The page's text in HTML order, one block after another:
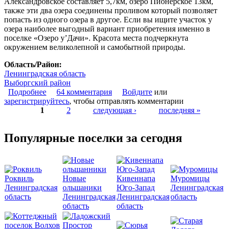
также эти два озера соединены проливом который позволяет
попасть из одного озера в другое. Если вы ищите участок у
озера наиболее выгодный вариант приобретения именно в
поселке «Озеро у’Дачи». Красота места подчеркнута
окружением великолепной и самобытной природы.
Область/Район:
Ленинградская область
Выборгский район
Подробнее о Коттеджный посёлок "Озеро уДачи"
64 комментария Войдите или
зарегистрируйтесь, чтобы отправлять комментарии
1 2 следующая › последняя »
Популярные поселки за сегодня
Роквиль
Ленинградская
область
Новые
ольшаники
Ленинградская
область
Кивеннапа
Юго-Запад
Ленинградская
область
Муромицы
Ленинградская
область